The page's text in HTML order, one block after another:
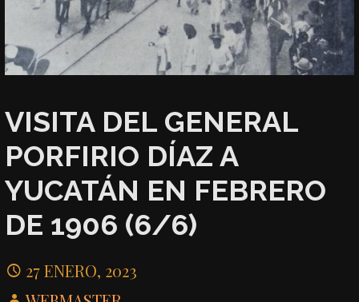
VISITA DEL GENERAL
PORFIRIO DÍAZ A
YUCATÁN EN FEBRERO
DE 1906 (6/6)
27 ENERO, 2023